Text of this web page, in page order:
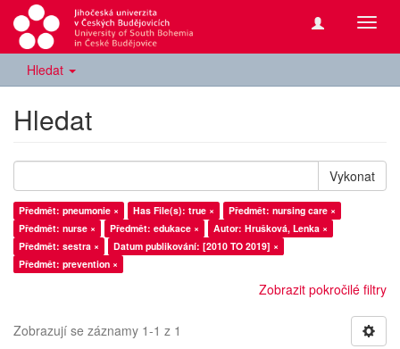
Hledat
Hledat
Vykonat
Předmět: pneumonie × Has File(s): true ×
Předmět: nursing care ×
Předmět: nurse ×
Předmět: edukace ×
Autor: Hrušková, Lenka ×
Předmět: sestra ×
Datum publikování: [2010 TO 2019] ×
Předmět: prevention ×
Zobrazit pokročilé filtry
Zobrazují se záznamy 1-1 z 1